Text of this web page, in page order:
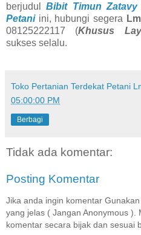
berjudulBibit Timun
Petaniini, hubungi segera
08125222117 (Khusus
sukses selalu.
Toko Pertanian Terdekat Petani
05:00:00 PM
Berbagi
Tidak ada komentar:
Posting Komentar
Jika anda ingin komentar
yang jelas ( Jangan Anonymous ).
komentar secara bijak dan sesuai